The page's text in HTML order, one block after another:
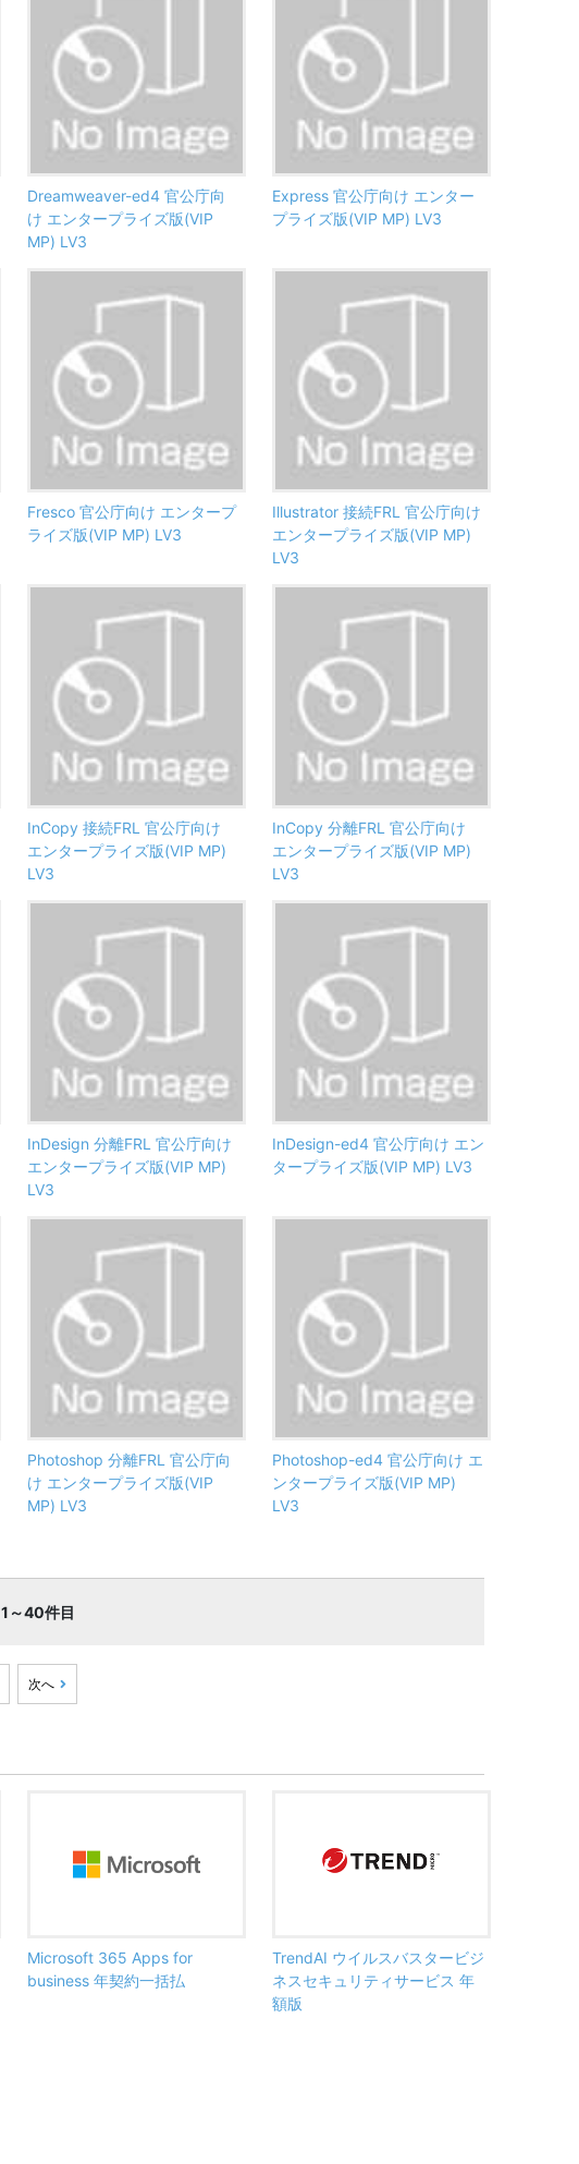
Dreamweaver-ed4 官公庁向
け エンタープライズ版(VIP
MP) LV3
Express 官公庁向け エンター
プライズ版(VIP MP) LV3
Fresco 官公庁向け エンタープ
ライズ版(VIP MP) LV3
Illustrator 接続FRL 官公庁向け
エンタープライズ版(VIP MP)
LV3
InCopy 接続FRL 官公庁向け
エンタープライズ版(VIP MP)
LV3
InCopy 分離FRL 官公庁向け
エンタープライズ版(VIP MP)
LV3
InDesign 分離FRL 官公庁向け
エンタープライズ版(VIP MP)
LV3
InDesign-ed4 官公庁向け エン
タープライズ版(VIP MP) LV3
Photoshop 分離FRL 官公庁向
け エンタープライズ版(VIP
MP) LV3
Photoshop-ed4 官公庁向け エ
ンタープライズ版(VIP MP)
LV3
1～40件目
次へ
Microsoft 365 Apps for
business 年契約一括払
TrendAI ウイルスバスタービジ
ネスセキュリティサービス 年
額版